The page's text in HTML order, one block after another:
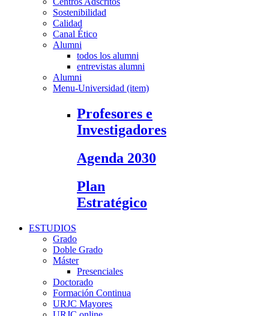
Sostenibilidad
Calidad
Canal Ético
Alumni
todos los alumni
entrevistas alumni
Alumni
Menu-Universidad (item)
Profesores e
Investigadores
Agenda 2030
Plan
Estratégico
ESTUDIOS
Grado
Doble Grado
Máster
Presenciales
Doctorado
Formación Continua
URJC Mayores